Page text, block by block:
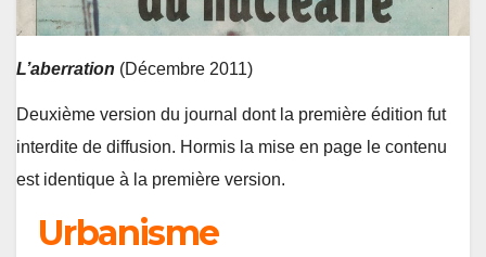
L’aberration (Décembre 2011)
Deuxième version du journal dont la première édition fut
interdite de diffusion. Hormis la mise en page le contenu
est identique à la première version.
Urbanisme